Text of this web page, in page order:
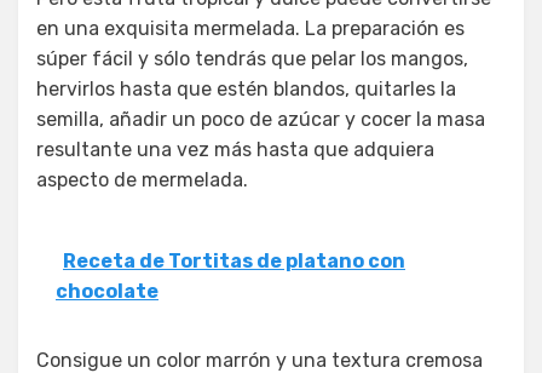
en una exquisita mermelada. La preparación es
súper fácil y sólo tendrás que pelar los mangos,
hervirlos hasta que estén blandos, quitarles la
semilla, añadir un poco de azúcar y cocer la masa
resultante una vez más hasta que adquiera
aspecto de mermelada.
Receta de Tortitas de platano con
chocolate
Consigue un color marrón y una textura cremosa